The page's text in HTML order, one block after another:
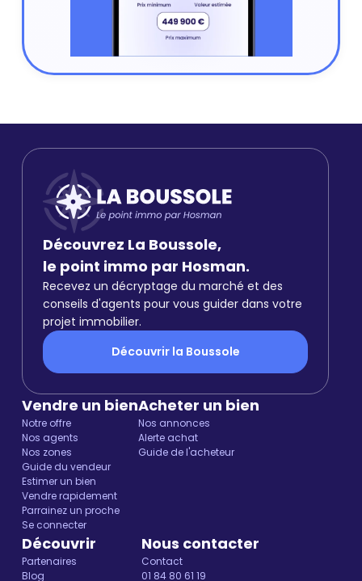
Découvrez La Boussole,
le point immo par Hosman.
Recevez un décryptage du marché et des
conseils d'agents pour vous guider dans votre
projet immobilier.
Découvrir la Boussole
Vendre un bien
Notre offre
Nos agents
Nos zones
Guide du vendeur
Estimer un bien
Vendre rapidement
Parrainez un proche
Se connecter
Acheter un bien
Nos annonces
Alerte achat
Guide de l'acheteur
Découvrir
Partenaires
Blog
Nous contacter
Contact
01 84 80 61 19